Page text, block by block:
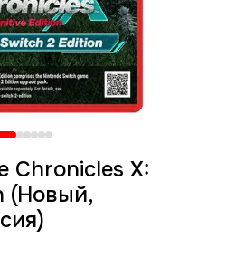
Chronicles X:
(Новый,